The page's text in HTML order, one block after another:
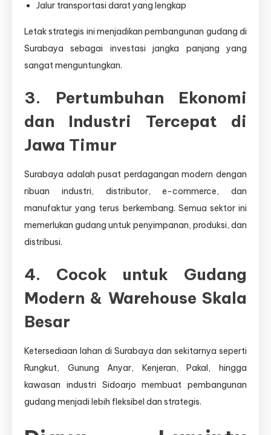
Jalur transportasi darat yang lengkap
Letak strategis ini menjadikan pembangunan gudang di
Surabaya sebagai investasi jangka panjang yang
sangat menguntungkan.
3. Pertumbuhan Ekonomi
dan Industri Tercepat di
Jawa Timur
Surabaya adalah pusat perdagangan modern dengan
ribuan industri, distributor, e-commerce, dan
manufaktur yang terus berkembang. Semua sektor ini
memerlukan gudang untuk penyimpanan, produksi, dan
distribusi.
4. Cocok untuk Gudang
Modern & Warehouse Skala
Besar
Ketersediaan lahan di Surabaya dan sekitarnya seperti
Rungkut, Gunung Anyar, Kenjeran, Pakal, hingga
kawasan industri Sidoarjo membuat pembangunan
gudang menjadi lebih fleksibel dan strategis.